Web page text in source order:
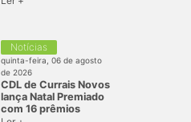
Notícias
quinta-feira, 06 de agosto
de 2026
CDL de Currais Novos
lança Natal Premiado
com 16 prêmios